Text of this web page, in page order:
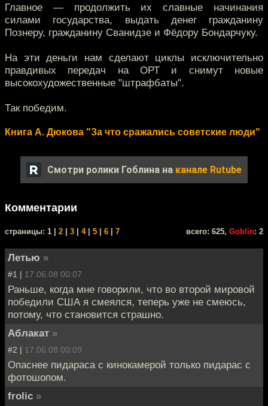
Главное — продолжить их славные начинания
силами государства, выдать денег гражданину
Познеру, гражданину Сванидзе и Фёдору Бондарчуку.
На эти деньги нам сделают циклы исключительно
правдивых передач на ОРТ и снимут новые
высокохудожественные "штрафбаты".
Так победим.
Книга А. Дюкова "За что сражались советские люди"
Смотри ролики Гоблина на канале Rutube
Комментарии
cтраницы: 1 | 2 3 4| 5 6 7 всего: 625, Goblin: 2
Летью »
#1 | 17.06.08 00:07
Раньше, когда мне говорили, что во второй мировой
победили США я смеялся, теперь уже не смеюсь,
потому, что становится страшно.
Аблакат »
#2 | 17.06.08 00:09
Опаснее пидараса с кинокамерой только пидарас с
фотошопом.
frolic »